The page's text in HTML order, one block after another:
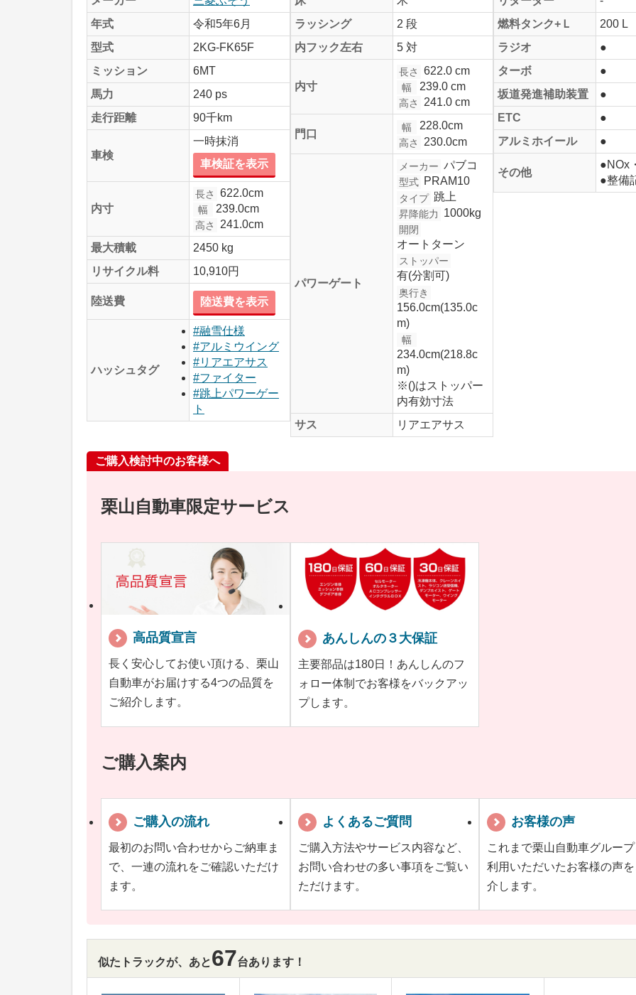
年式
令和5年6月
型式
2KG-FK65F
ミッション
6MT
馬力
240 ps
走行距離
90千km
車検
一時抹消
車検証を表示
内寸
長さ 622.0cm
幅 239.0cm
高さ
241.0cm
最大積載
2450 kg
リサイクル料
10,910円
陸送費 陸送費を表示
ハッシュタグ
#融雪仕様
#アルミウイング
#リアエアサス
#ファイター
#跳上パワーゲー
ト
ラッシング
2 段
内フック左右
5 対
内寸
長さ 622.0 cm
幅 239.0 cm
高さ 241.0 cm
門口
幅 228.0cm
高さ 230.0cm
パワーゲート
メーカー パブコ
型式 PRAM10
タイプ 跳上
昇降能力 1000kg
開閉
オートターン
ストッパー
有(分割可)
奥行き
156.0cm(135.0c
m)
幅
234.0cm(218.8c
m)
※()はストッパー
内有効寸法
サス
リアエアサス
燃料タンク+Ｌ
200 L
ラジオ
●
ターボ
●
坂道発進補助装置
●
ETC
●
アルミホイール
●
その他
●NOx
●整
ご購入検討中のお客様へ
栗山自動車限定サービス
高品質宣言
長く安心してお使い頂ける、栗山
自動車がお届けする4つの品質を
ご紹介します。
あんしんの３大保証
主要部品は180日！あんしんのフ
ォロー体制でお客様をバックアッ
プします。
ご購入案内
ご購入の流れ
最初のお問い合わせからご納車ま
で、一連の流れをご確認いただけ
ます。
よくあるご質問
ご購入方法やサービス内容など、
お問い合わせの多い事項をご覧い
ただけます。
お客様の声
これまで栗山自動車グルー
利用いただいたお客様の声
介します。
似たトラックが、あと67台あります！